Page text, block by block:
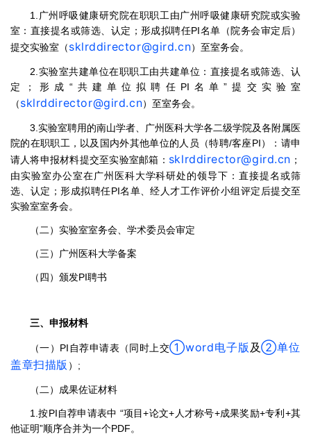
1.广州呼吸健康研究院在职职工由广州呼吸健康研究院或实验
室：直接提名或筛选、认定；形成拟聘任PI名单（院务会审定后）
提交实验室（sklrddirector@gird.cn）至室务会。
2.实验室共建单位在职职工由共建单位：直接提名或筛选、认
定；形成“共建单位拟聘任PI名单”提交实验室
（sklrddirector@gird.cn）至室务会。
3.实验室聘用的南山学者、广州医科大学各二级学院及各附属医
院的在职职工，以及国内外其他单位的人员（特聘/客座PI）：请申
请人将申报材料提交至实验室邮箱： sklrddirector@gird.cn ；
由实验室办公室在广州医科大学科研处的领导下：直接提名或筛
选、认定；形成拟聘任PI名单、经人才工作评价小组评定后提交至
实验室室务会。
（二）实验室室务会、学术委员会审定
（三）广州医科大学备案
（四）颁发PI聘书
三、申报材料
（一）PI自荐申请表（同时上交①word电子版 及②单位
盖章扫描版 ）;
（二）成果佐证材料
1.按PI自荐申请表中 “项目+论文+人才称号+成果奖励+专利+其
他证明”顺序合并为一个PDF。